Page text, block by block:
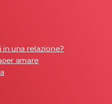
in una relazione?
amare